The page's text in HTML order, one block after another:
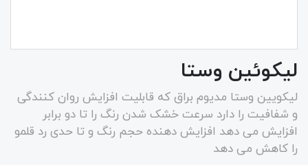
لیکوئین وستا
لیکویین وستا مدیوم براق که قابلیت افزایش روان کنندگی
و شفافیت را دارد سرعت خشک شدن رنگ را تا دو برابر
افزایش می دهد افزایش دهنده حجم رنگ و تا حدی رد قلمو
را کاهش می دهد